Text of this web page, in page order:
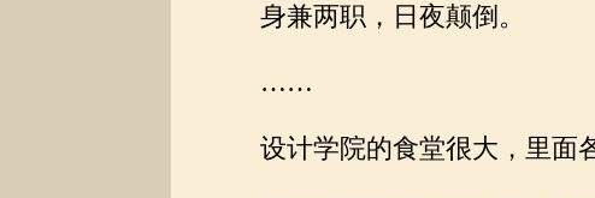
身兼两职，日夜颠倒。
……
设计学院的食堂很大，里面